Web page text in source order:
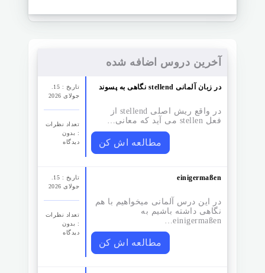
آخرین دروس اضافه شده
جولای 2026
تعداد نظرات‌
: بدون
دیدگاه
نگاهی به پسوند stellend در زبان آلمانی
در واقع ریش اصلی stellend از
فعل stellen می آید که معانی…
مطالعه اش کن
جولای 2026
تعداد نظرات‌
: بدون
دیدگاه
einigermaßen
در این درس آلمانی میخواهیم با هم
نگاهی داشته باشیم به
einigermaßen…
مطالعه اش کن